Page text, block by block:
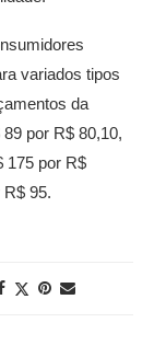
variados tipos
da
89 por R$ 80,10,
175 por R$
R$ 95.